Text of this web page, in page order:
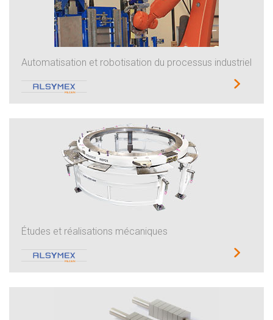
Automatisation et robotisation du processus industriel
Études et réalisations mécaniques